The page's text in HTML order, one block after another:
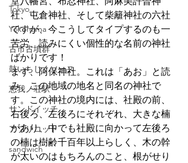
Tokyo
Yokohama
古市古墳群
鼓いちじくソース
恵我ノ荘駅
サンドイッチ
アプリコット
sandwich
社、屯倉神社、そして柴籬神社の六社
ですが、今こうしてタイプするのも一
苦労、読みにくい個性的な名前の神社
ばかりです！
まず、阿保神社。これは「あお」と読
み、この地域の地名と同名の神社で
す。この神社の境内には、社殿の前、
右後ろ、左後ろにそれぞれ、大きな楠
があり、中でも社殿に向かって左後ろ
の楠は樹齢千百年以上らしく、木の幹
が太いのはもちろんのこと、根がせり